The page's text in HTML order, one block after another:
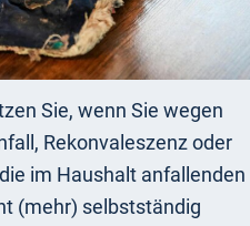
Sie, wenn Sie wegen
Rekonvaleszenz oder
im Haushalt anfallenden
(mehr) selbstständig